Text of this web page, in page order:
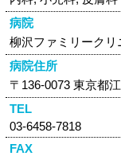
病院
柳沢ファミリークリ
病院住所
〒136-0073 東京都
TEL
03-6458-7818
FAX